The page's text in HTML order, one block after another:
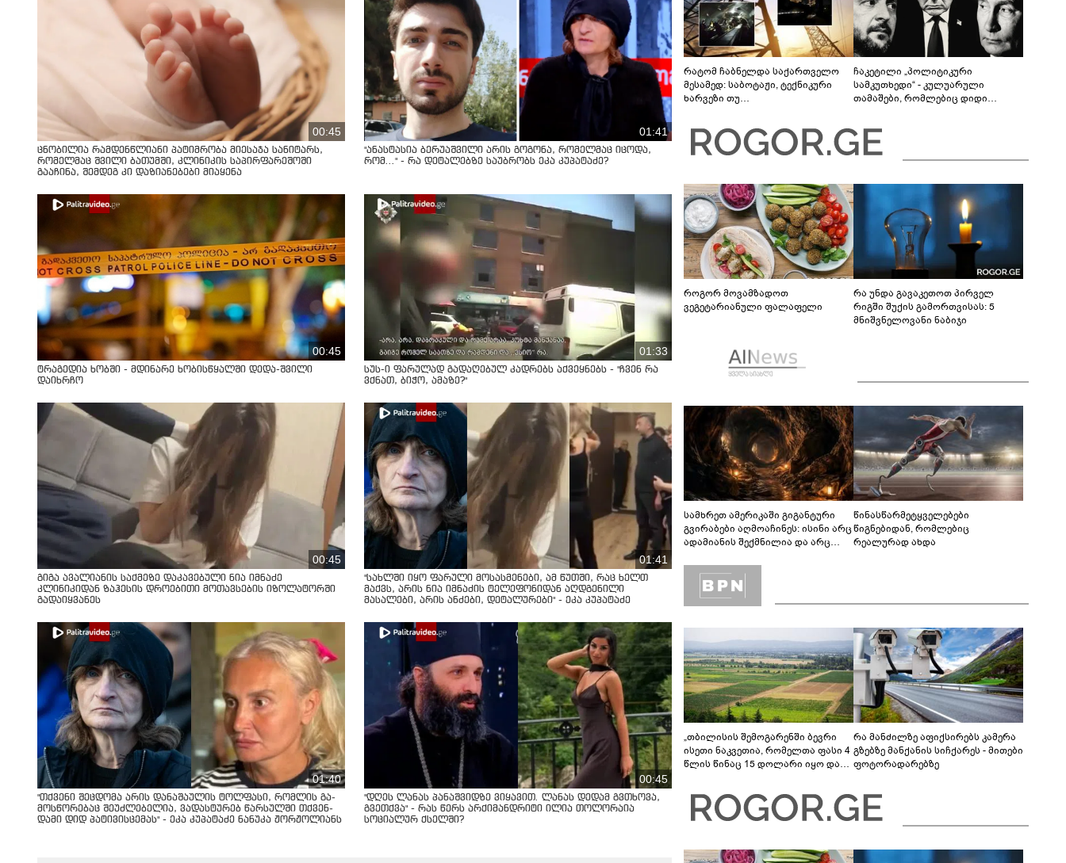
00:45
ცნობილია რამდენწლიანი პატიმრობა მიესაჯა სანიტარს,
რომელმაც შვილი ბათუმში, კლინიკის საპირფარეშოში
გააჩინა, შემდეგ კი დაზიანებები მიაყენა
01:41
"ანასტასია ბერუაშვილი არის გოგონა, რომელმაც იცოდა,
რომ..." - რა დეტალებზე საუბრობს ეკა კუპატაძე?
00:45
ტრაგედია ხობში - მდინარე ხობისწყალში დედა-შვილი
დაიხრჩო
01:33
სუს-ი ფარულად გადაღებულ კადრებს აქვეყნებს - "ჩვენ რა
ვქნათ, ბიჭო, ამაზე?"
00:45
გიგა ავალიანის საქმეზე დაკავებული ნია იმნაძე
კლინიკიდან ზაჰესის დროებითი მოთავსების იზოლატორში
გადაიყვანეს
01:41
"სახლში იყო ფარული მოსასმენები, ამ წუთში, რაც ხელთ
მაქვს, არის ნია იმნაძის ტელეფონიდან აღდგენილი
მასალები, არის ანძები, დეტალურები" - ეკა კუპატაძე
01:40
"თქვენი შეცდომა არის დანაშაულის ტოლფასი, რომ­ლის გა­
მოს­წო­რე­ბაც შე­უძ­ლე­ბე­ლია, ვა­დას­ტუ­რებ წარ­სულ­ში თქვენ­
და­მი დიდ პა­ტი­ვის­ცე­მას" - ეკა კუპატაძე ნანუკა ჟორჟოლიანს
00:45
"დღეს ლანას პანაშვიდზე ვიყავით. ლანას დედამ გვთხოვა,
გვეთქვა" - რას წერს არქიმანდრიტი ილია თოლორაია
სოციალურ ქსელში?
რატომ ჩაბნელდა საქართველო
მესამედ: საბოტაჟი, ტექნიკური
ხარვეზი თუ
ჩაკეტილი „პოლიტიკური
სამკუთხედი“ - კულუარული
თამაშები, რომლებიც დიდი
როგორ მოვამზადოთ
ვეგეტარიანული ფალაფელი
რა უნდა გავაკეთოთ პირველ
რიგში შუქის გამორთვისას: 5
მნიშვნელოვანი ნაბიჯი
სამხრეთ ამერიკაში გიგანტური
გვირაბები აღმოაჩინეს: ისინი არც
ადამიანის შექმნილია და არც
ლაბირინთები?
წინასწარმეტყველებები
წიგნებიდან, რომლებიც
რეალურად ახდა
„თბილისის შემოგარენში ბევრი
ისეთი ნაკვეთია, რომელთა ფასი 4
წლის წინაც 15 დოლარი იყო და
რა მანძილზე აფიქსირებს კამერა
გზებზე მანქანის სიჩქარეს - მითები
ფოტორადარებზე